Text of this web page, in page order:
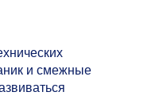
и смежные